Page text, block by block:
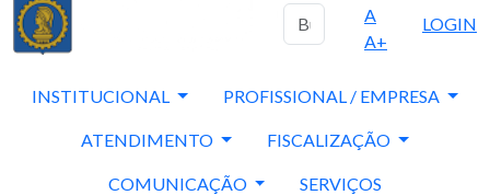
A
A+
LOGIN
INSTITUCIONAL PROFISSIONAL / EMPRESA
ATENDIMENTO FISCALIZAÇÃO
COMUNICAÇÃO SERVIÇOS